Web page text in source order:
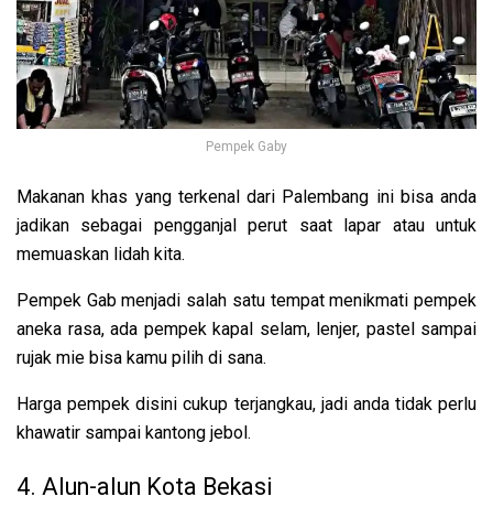
Pempek Gaby
Makanan khas yang terkenal dari Palembang ini bisa anda
jadikan sebagai pengganjal perut saat lapar atau untuk
memuaskan lidah kita.
Pempek Gab menjadi salah satu tempat menikmati pempek
aneka rasa, ada pempek kapal selam, lenjer, pastel sampai
rujak mie bisa kamu pilih di sana.
Harga pempek disini cukup terjangkau, jadi anda tidak perlu
khawatir sampai kantong jebol.
4. Alun-alun Kota Bekasi